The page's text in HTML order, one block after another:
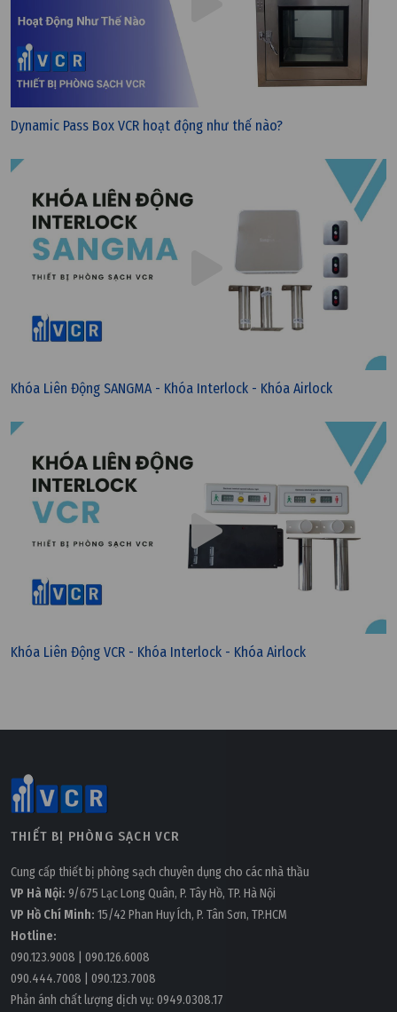
Dynamic Pass Box VCR hoạt động như thế nào?
Khóa Liên Động SANGMA - Khóa Interlock - Khóa Airlock
Khóa Liên Động VCR - Khóa Interlock - Khóa Airlock
THIẾT BỊ PHÒNG SẠCH VCR
Cung cấp thiết bị phòng sạch chuyên dụng cho các nhà thầu
VP Hà Nội: 9/675 Lạc Long Quân, P. Tây Hồ, TP. Hà Nội
VP Hồ Chí Minh: 15/42 Phan Huy Ích, P. Tân Sơn, TP.HCM
Hotline:
090.123.9008
090.126.6008
090.444.7008
090.123.7008
Phản ánh chất lượng dịch vụ: 0949.0308.17